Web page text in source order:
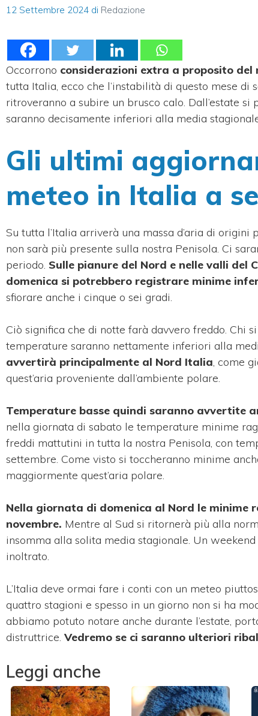
12 Settembre 2024 di Redazione
Occorrono considerazioni extra a proposito
tutta Italia, ecco che l’instabilità di questo mese
ritroveranno a subire un brusco calo. Dall’estate
saranno decisamente inferiori alla media
Gli ultimi
meteo in Italia a
Su tutta l’Italia arriverà una massa d’aria di
non sarà più presente sulla nostra Penisola. Ci
periodo. Sulle pianure del Nord e nelle valli del
domenica si potrebbero registrare minime
sfiorare anche i cinque o sei gradi.
Ciò significa che di notte farà davvero freddo. Chi
temperature saranno nettamente inferiori alla
avvertirà principalmente al Nord Italia , come
quest’aria proveniente dall’ambiente polare.
Temperature basse quindi saranno avvertite
nella giornata di sabato le temperature minime
freddi mattutini in tutta la nostra Penisola, con
settembre. Come visto si toccheranno minime
maggiormente quest’aria polare.
Nella giornata di domenica al Nord le minime
novembre. Mentre al Sud si ritornerà più alla
insomma alla solita media stagionale. Un
inoltrato.
L’Italia deve ormai fare i conti con un meteo
quattro stagioni e spesso in un giorno non si ha
abbiamo potuto notare anche durante l’estate,
distruttrice. Vedremo se ci saranno ulteriori
Leggi anche